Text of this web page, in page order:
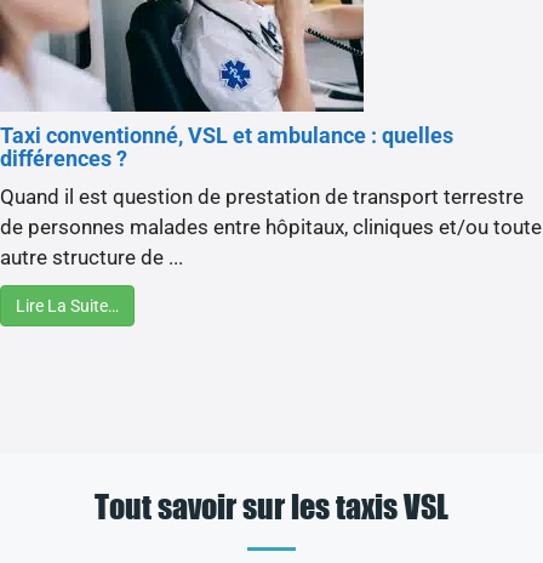
Taxi conventionné, VSL et ambulance : quelles
différences ?
Quand il est question de prestation de transport terrestre
de personnes malades entre hôpitaux, cliniques et/ou toute
autre structure de ...
Lire La Suite…
Tout savoir sur les taxis VSL